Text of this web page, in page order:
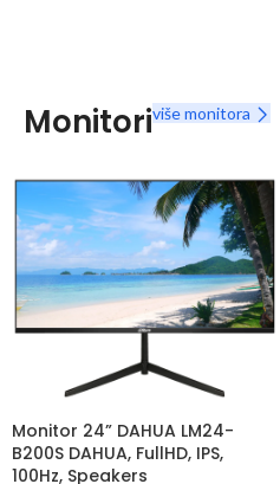
Monitoriviše monitora
Monitor 24” DAHUA LM24-
B200S DAHUA, FullHD, IPS,
100Hz, Speakers